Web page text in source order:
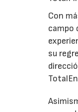
Con
campo
su